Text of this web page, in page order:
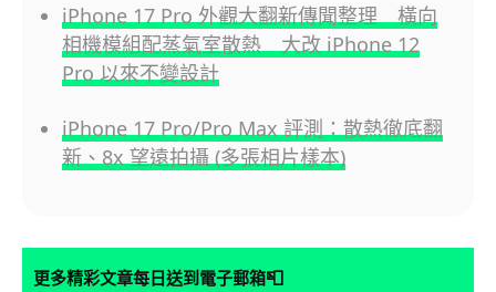
iPhone 17 Pro 外觀大翻新傳聞整理 橫向
相機模組配蒸氣室散熱 大改 iPhone 12
Pro 以來不變設計
iPhone 17 Pro/Pro Max 評測：散熱徹底翻
新、8x 望遠拍攝 (多張相片樣本)
更多精彩文章每日送到電子郵箱📮